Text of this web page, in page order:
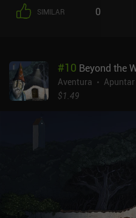
SIMILAR 0
#10 Beyond the
Aventura
$1.49